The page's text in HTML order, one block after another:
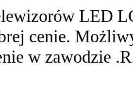
LED
cenie.
w zawodzie